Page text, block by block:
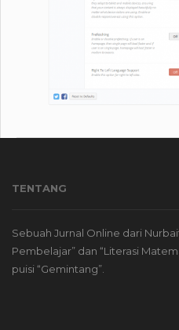
TENTANG
Sebuah Jurnal Online dari
Pembelajar” dan “Literasi
puisi “Gemintang”.